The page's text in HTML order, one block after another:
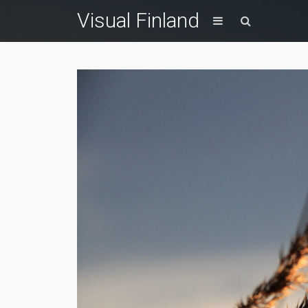
Visual Finland